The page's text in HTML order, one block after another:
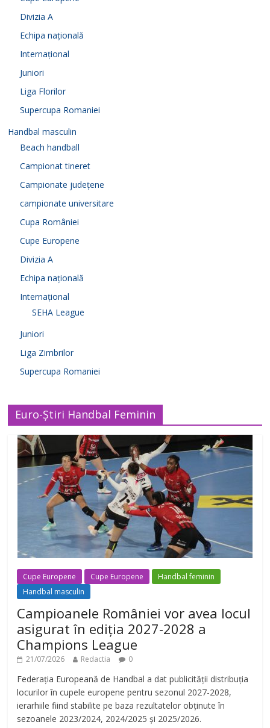
Divizia A
Echipa națională
Internațional
Juniori
Liga Florilor
Supercupa Romaniei
Handbal masculin
Beach handball
Campionat tineret
Campionate județene
campionate universitare
Cupa României
Cupe Europene
Divizia A
Echipa națională
Internațional
SEHA League
Juniori
Liga Zimbrilor
Supercupa Romaniei
Euro-Știri Handbal Feminin
Cupe Europene Cupe Europene
Handbal feminin
Handbal masculin
Campioanele României vor avea locul
asigurat în ediția 2027-2028 a
Champions League
21/07/2026 Redactia 0
Federația Europeană de Handbal a dat publicității distribuția
locurilor în cupele europene pentru sezonul 2027-2028,
ierarhiile fiind stabilite pe baza rezultatelor obținute în
sezoanele 2023/2024, 2024/2025 și 2025/2026.